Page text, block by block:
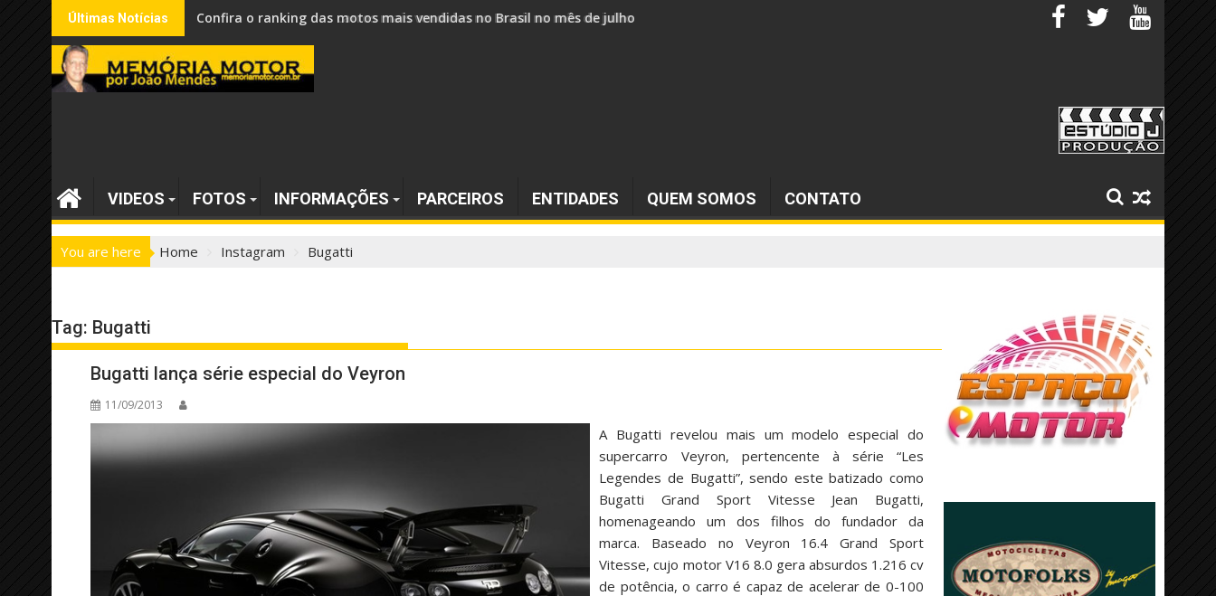
Skip
to
content
Últimas Notícias Confira o ranking dos carros mais vendidos no Brasil no mês de julho
VIDEOS FOTOS INFORMAÇÕES PARCEIROS ENTIDADES QUEM SOMOS CONTATO
You are here Home Instagram Bugatti
Tag: Bugatti
Bugatti lança série especial do Veyron
11/09/2013
A Bugatti revelou mais um modelo especial do
supercarro Veyron, pertencente à série “Les
Legendes de Bugatti”, sendo este batizado como
Bugatti Grand Sport Vitesse Jean Bugatti,
homenageando um dos filhos do fundador da
marca. Baseado no Veyron 16.4 Grand Sport
Vitesse, cujo motor V16 8.0 gera absurdos 1.216 cv
de potência, o carro é capaz de acelerar de 0-100